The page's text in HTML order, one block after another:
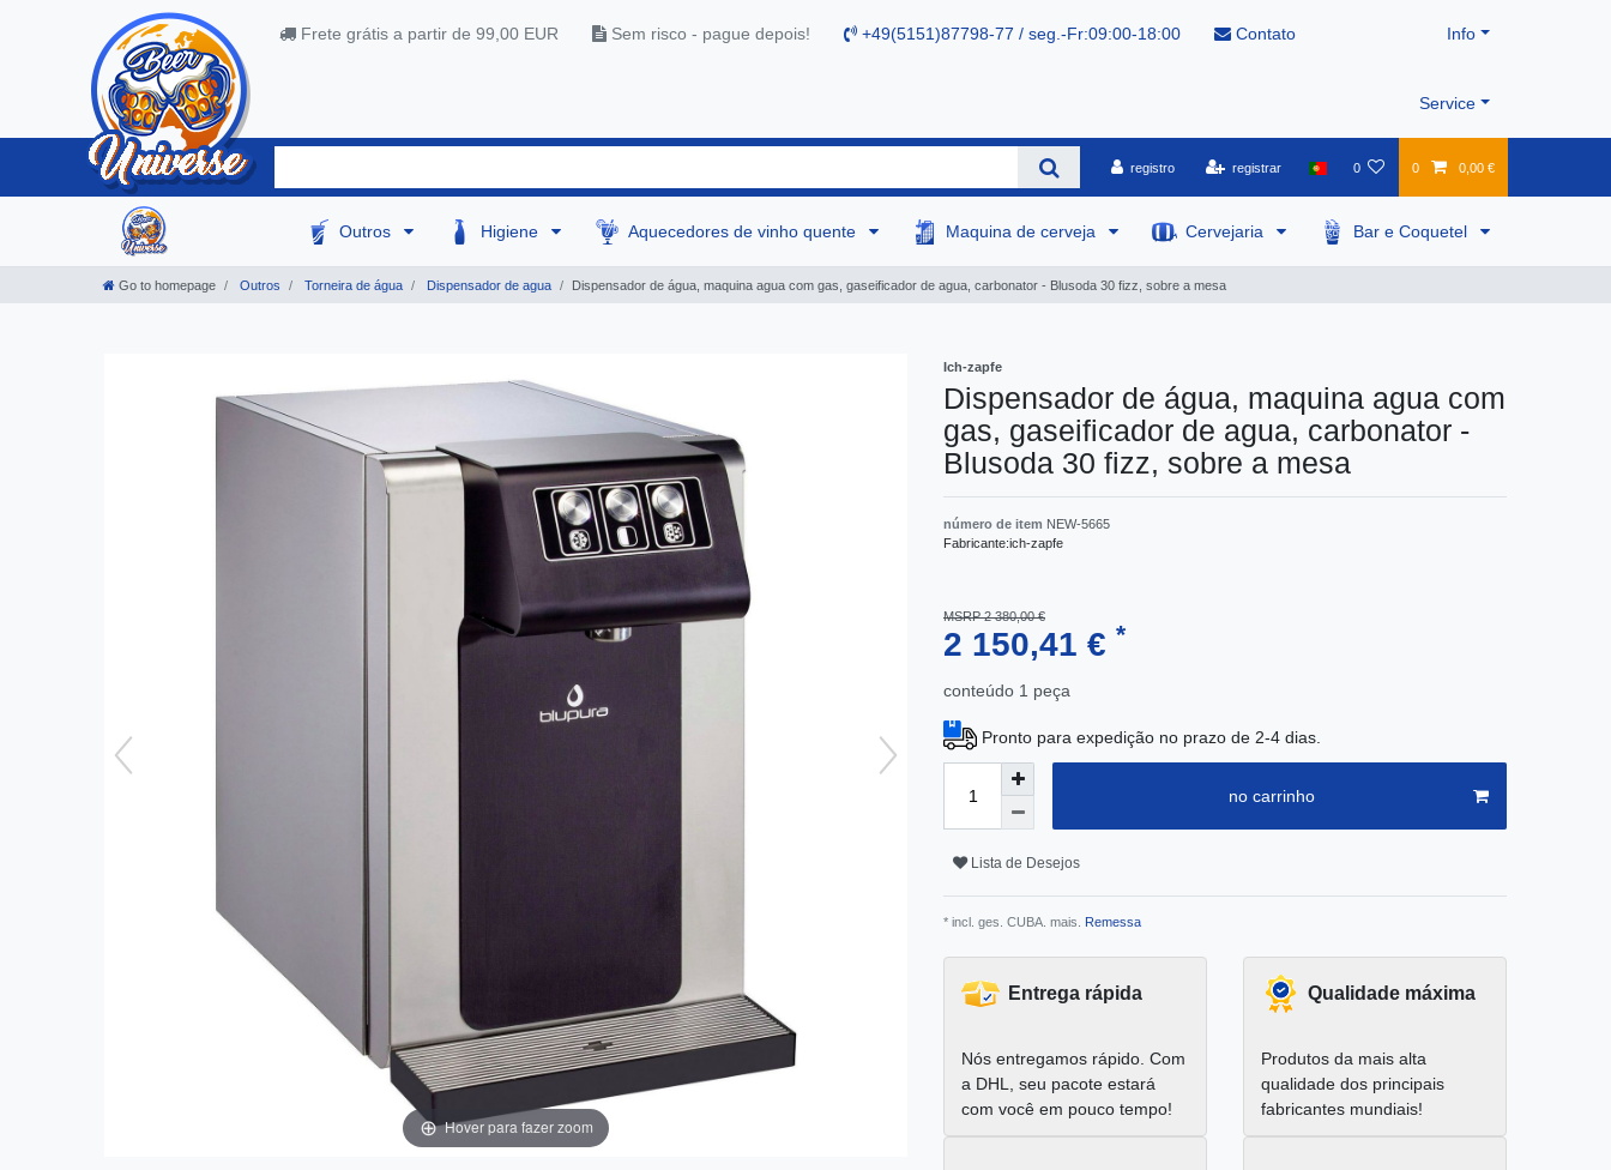
Frete grátis a partir de 99,00 EUR Sem risco - pague depois! +49(5151)87798-77 / seg.-Fr:09:00-18:00 Contato Info
Service
registro registrar 0 0 0,00 €
Outros Higiene Aquecedores de vinho quente Maquina de cerveja Cervejaria Bar e Coquetel
Go to homepage Outros Torneira de água Dispensador de agua Dispensador de água, maquina agua com gas, gaseificador de agua, carbonator - Blusoda 30 fizz, sobre a mesa
Hover para fazer zoom
Ich-zapfe
Dispensador de água, maquina agua com
gas, gaseificador de agua, carbonator -
Blusoda 30 fizz, sobre a mesa
número de item NEW-5665
Fabricante:ich-zapfe
MSRP 2 380,00 €
2 150,41 € *
conteúdo 1 peça
Pronto para expedição no prazo de 2-4 dias.
no carrinho
Lista de Desejos
* incl. ges. CUBA. mais. Remessa
Entrega rápida
Nós entregamos rápido. Com
a DHL, seu pacote estará
com você em pouco tempo!
Qualidade máxima
Produtos da mais alta
qualidade dos principais
fabricantes mundiais!